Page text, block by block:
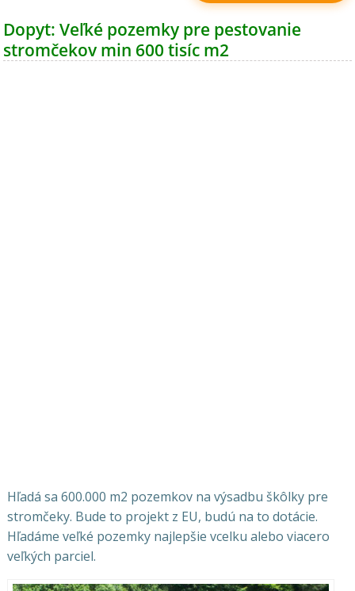
Dopyt: Veľké pozemky pre pestovanie
stromčekov min 600 tisíc m2
Hľadá sa 600.000 m2 pozemkov na výsadbu škôlky pre
stromčeky. Bude to projekt z EU, budú na to dotácie.
Hľadáme veľké pozemky najlepšie vcelku alebo viacero
veľkých parciel.